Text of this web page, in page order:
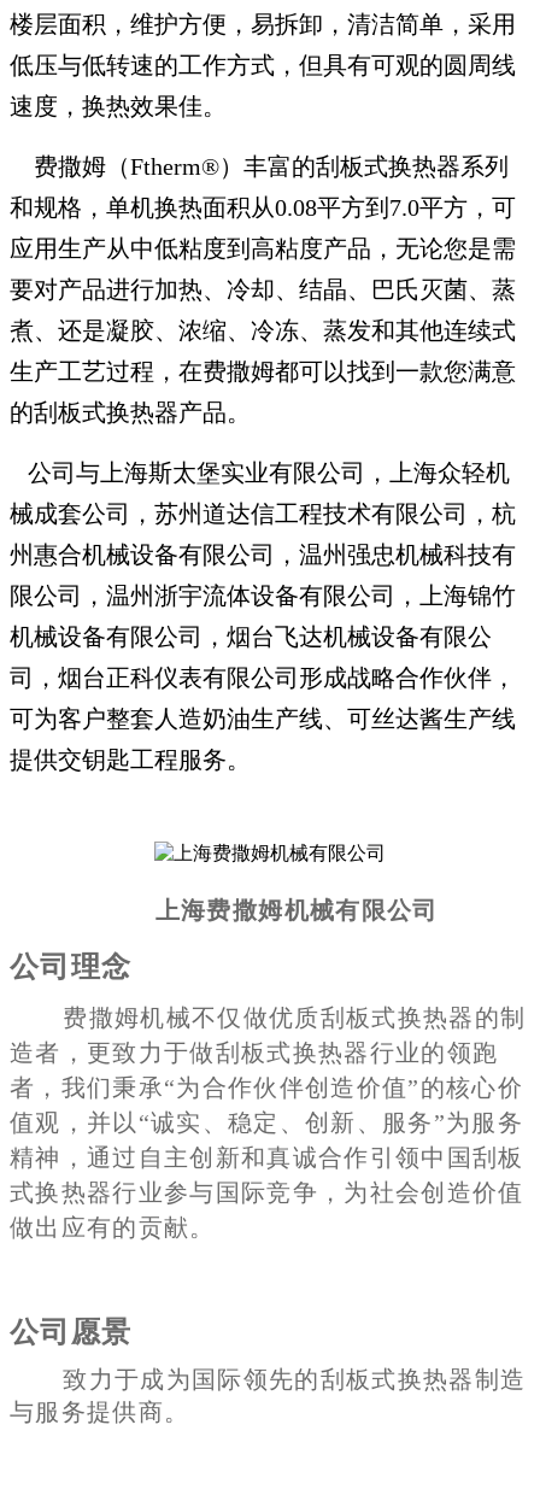
楼层面积，维护方便，易拆卸，清洁简单，采用
低压与低转速的工作方式，但具有可观的圆周线
速度，换热效果佳。
费撒姆（Ftherm®）丰富的刮板式换热器系列
和规格，单机换热面积从0.08平方到7.0平方，可
应用生产从中低粘度到高粘度产品，无论您是需
要对产品进行加热、冷却、结晶、巴氏灭菌、蒸
煮、还是凝胶、浓缩、冷冻、蒸发和其他连续式
生产工艺过程，在费撒姆都可以找到一款您满意
的刮板式换热器产品。
公司与上海斯太堡实业有限公司，上海众轻机
械成套公司，苏州道达信工程技术有限公司，杭
州惠合机械设备有限公司，温州强忠机械科技有
限公司，温州浙宇流体设备有限公司，上海锦竹
机械设备有限公司，烟台飞达机械设备有限公
司，烟台正科仪表有限公司形成战略合作伙伴，
可为客户整套人造奶油生产线、可丝达酱生产线
提供交钥匙工程服务。
上海费撒姆机械有限公司
公司理念
费撒姆机械不仅做优质刮板式换热器的制
造者，更致力于做刮板式换热器行业的领跑
者，我们秉承“为合作伙伴创造价值”的核心价
值观，并以“诚实、稳定、创新、服务”为服务
精神，通过自主创新和真诚合作引领中国刮板
式换热器行业参与国际竞争，为社会创造价值
做出应有的贡献。
公司愿景
致力于成为国际领先的刮板式换热器制造
与服务提供商。